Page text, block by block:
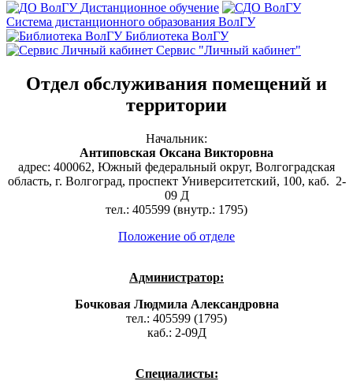
Дистанционное обучение
Система дистанционного образования ВолГУ
Библиотека ВолГУ
Сервис "Личный кабинет"
Отдел обслуживания помещений и
территории
Начальник:
Антиповская Оксана Викторовна
адрес: 400062, Южный федеральный округ, Волгоградская
область, г. Волгоград, проспект Университетский, 100, каб. 2-
09 Д
тел.: 405599 (внутр.: 1795)
Положение об отделе
Администратор:
Бочковая Людмила Александровна
тел.: 405599 (1795)
каб.: 2-09Д
Специалисты: